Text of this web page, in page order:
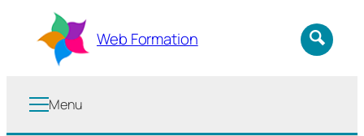
contenu
Web Formation
Menu